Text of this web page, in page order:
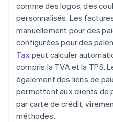
comme des logos, des
personnalisés. Les
manuellement pour des
configurées pour des
Tax peut calculer
compris la TVA et la TPS.
également des liens de
permettent aux clients de
par carte de crédit,
méthodes.